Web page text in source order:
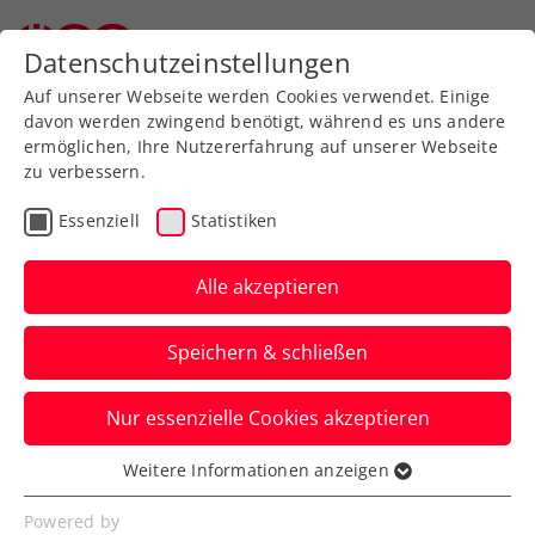
Zurück zur Newsübersicht
Turniere
ITF Plovdiv: Weiter in
Topform – Schwärzler
erneut mit der
Doublechance
Der ÖTV-Vertragsspieler steht in
Bulgarien im Einzel-Semifinale und im
Doppelfinale.
Datenschutzeinstellungen
Auf unserer Webseite werden Cookies verwendet. Einige
davon werden zwingend benötigt, während es uns andere
ermöglichen, Ihre Nutzererfahrung auf unserer Webseite
zu verbessern.
Essenziell Statistiken
Alle akzeptieren
Speichern & schließen
Nur essenzielle Cookies akzeptieren
Essenziell
Essenzielle Cookies werden für grundlegende
Weitere Informationen anzeigen
Powered by